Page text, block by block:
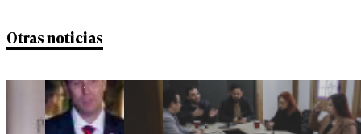
Otras noticias